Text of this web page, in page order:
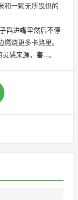
和一颗无所畏惧的
舀进嘴里然后不停
烧更多卡路里。
感来源，害...。